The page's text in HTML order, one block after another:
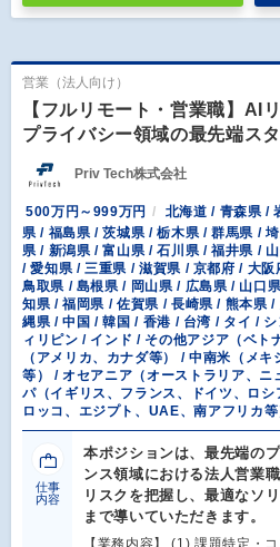
営業（法人向け）
【フルリモート・営業職】AI
プライバシー領域の最先端ス
Priv Tech株式会社
500万円～999万円
北海道 / 青森県 /
県 / 福島県 / 茨城県 / 栃木県 / 群馬県 /
県 / 新潟県 / 富山県 / 石川県 / 福井県 /
/ 愛知県 / 三重県 / 滋賀県 / 京都府 / 大
鳥取県 / 島根県 / 岡山県 / 広島県 / 山口
知県 / 福岡県 / 佐賀県 / 長崎県 / 熊本県
縄県 / 中国 / 韓国 / 香港 / 台湾 / タイ /
ィリピン / インド / その他アジア（ベト
（アメリカ、カナダ等） / 中南米（メ
等） / オセアニア（オーストラリア、ニ
パ（イギリス、フランス、ドイツ、ロ
ロッコ、エジプト、UAE、南アフリカ
仕事
内容
本ポジションは、最先端の
ンス領域における法人営業
リスクを把握し、最適なソ
まで導いていただきます。
【業務内容】 (1) 課題特定・